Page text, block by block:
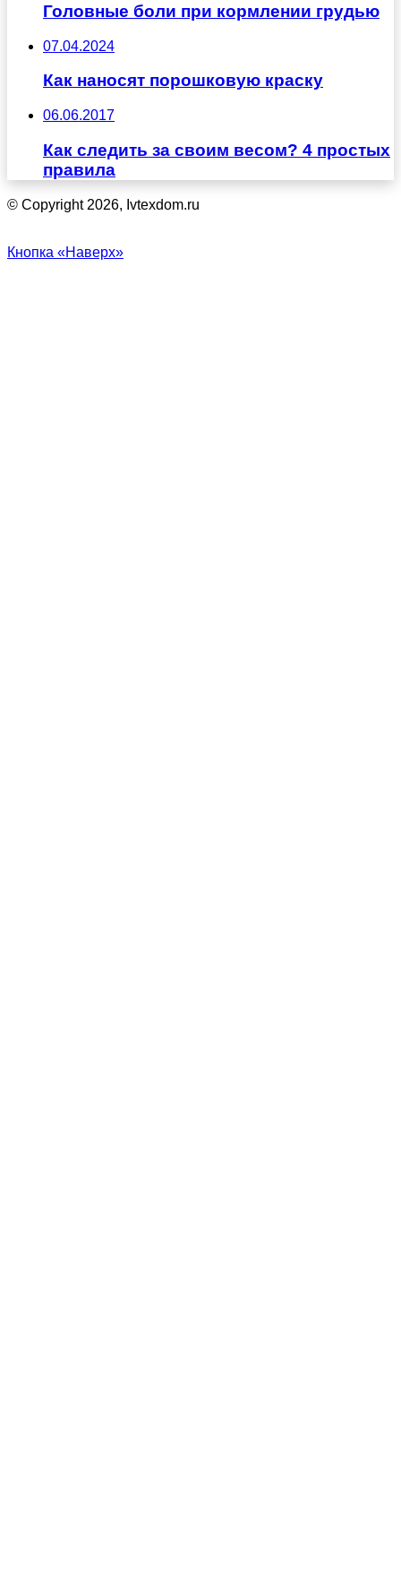
Головные боли при кормлении грудью
07.04.2024
Как наносят порошковую краску
06.06.2017
Как следить за своим весом? 4 простых
правила
© Copyright 2026, Ivtexdom.ru
Кнопка «Наверх»